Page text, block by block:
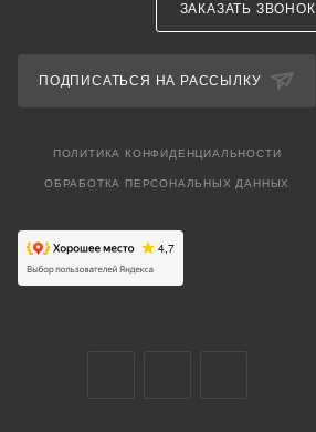
ЗАКАЗАТЬ ЗВОНОК
ПОДПИСАТЬСЯ НА РАССЫЛКУ
ПОЛИТИКА КОНФИДЕНЦИАЛЬНОСТИ
ОБРАБОТКА ПЕРСОНАЛЬНЫХ ДАННЫХ